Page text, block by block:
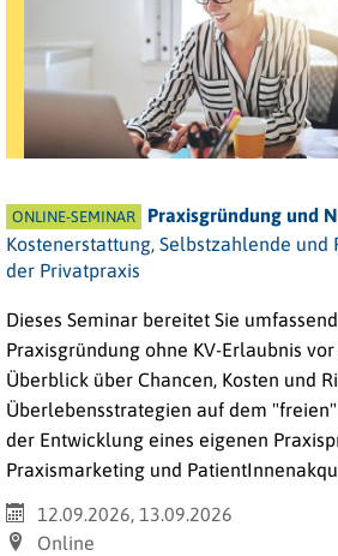
ONLINE-SEMINAR
Praxisgründung und
Kostenerstattung, Selbstzahlende und
der Privatpraxis
Dieses Seminar bereitet Sie
Praxisgründung ohne KV-Erlaubnis
Überblick über Chancen, Kosten und
Überlebensstrategien auf dem
der Entwicklung eines eigenen
Praxismarketing und
12.09.2026, 13.09.2026
Online